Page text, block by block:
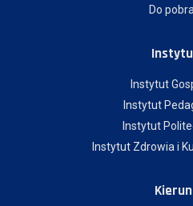
Do
Instytut
Instytut
Instytut
Instytut Zdrowia i